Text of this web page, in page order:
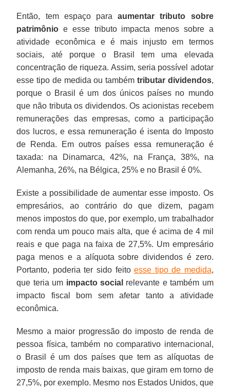
Então, tem espaço paraaumentar tributo sobre
patrimônio e esse tributo impacta menos sobre a
atividade econômica e é mais injusto em termos
sociais, até porque o Brasil tem uma elevada
concentração de riqueza. Assim, seria possível adotar
esse tipo de medida ou também tributar dividendos,
porque o Brasil é um dos únicos países no mundo
que não tributa os dividendos. Os acionistas recebem
remunerações das empresas, como a participação
dos lucros, e essa remuneração é isenta do Imposto
de Renda. Em outros países essa remuneração é
taxada: na Dinamarca, 42%, na França, 38%, na
Alemanha, 26%, na Bélgica, 25% e no Brasil é 0%.
Existe a possibilidade de aumentar esse imposto. Os
empresários, ao contrário do que dizem, pagam
menos impostos do que, por exemplo, um trabalhador
com renda um pouco mais alta, que é acima de 4 mil
reais e que paga na faixa de 27,5%. Um empresário
paga menos e a alíquota sobre dividendos é zero.
Portanto, poderia ter sido feitoesse tipo de medida,
que teria um impacto social relevante e também um
impacto fiscal bom sem afetar tanto a atividade
econômica.
Mesmo a maior progressão do imposto de renda de
pessoa física, também no comparativo internacional,
o Brasil é um dos países que tem as alíquotas de
imposto de renda mais baixas, que giram em torno de
27,5%, por exemplo. Mesmo nos Estados Unidos, que